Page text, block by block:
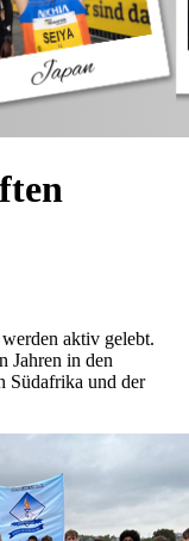
aktiv gelebt.
Jahren in den
Südafrika und der